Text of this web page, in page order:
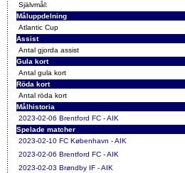
Självmål:
Måluppdelning
Atlantic Cup
Assist
Antal gjorda assist
Gula kort
Antal gula kort
Röda kort
Antal röda kort
Målhistoria
2023-02-06 Brentford FC - AIK
Spelade matcher
2023-02-10 FC København - AIK
2023-02-06 Brentford FC - AIK
2023-02-03 Brøndby IF - AIK